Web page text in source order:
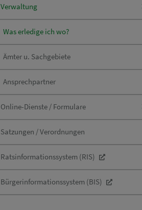
Verwaltung
Was erledige ich wo?
Ämter u. Sachgebiete
Ansprechpartner
Online-Dienste / Formulare
Satzungen / Verordnungen
Ratsinformationssystem (RIS)
Bürgerinformationssystem (BIS)